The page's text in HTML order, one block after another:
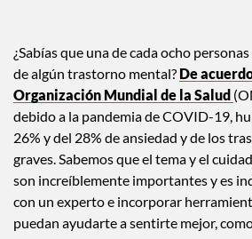
¿Sabías que una de cada ocho
de algún trastorno mental? De
Organización Mundial de la Salud
debido a la pandemia de COVID-19,
26% y del 28% de ansiedad y de los
graves. Sabemos que el tema y el
son increíblemente importantes y es
con un experto e incorporar
puedan ayudarte a sentirte mejor,